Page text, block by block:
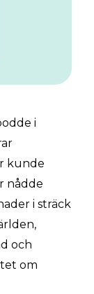
i
kunde
nådde
i sträck
och
om